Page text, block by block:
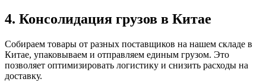
4. Консолидация грузов в Китае
Собираем товары от разных поставщиков на нашем складе в
Китае, упаковываем и отправляем единым грузом. Это
позволяет оптимизировать логистику и снизить расходы на
доставку.